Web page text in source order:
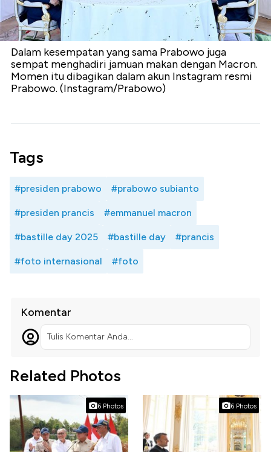
Dalam kesempatan yang sama Prabowo juga
sempat menghadiri jamuan makan dengan Macron.
Momen itu dibagikan dalam akun Instagram resmi
Prabowo. (Instagram/Prabowo)
Tags
#presiden prabowo #prabowo subianto
#presiden prancis #emmanuel macron
#bastille day 2025 #bastille day #prancis
#foto internasional #foto
Komentar
Tulis Komentar Anda...
Related Photos
6 Photos 6 Photos